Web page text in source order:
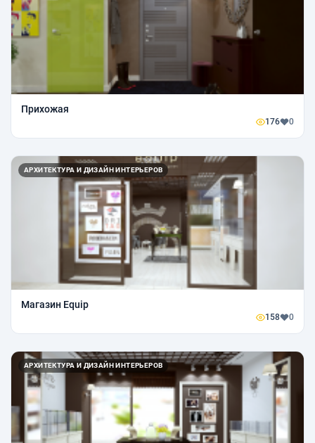
Прихожая
176 0
АРХИТЕКТУРА И ДИЗАЙН ИНТЕРЬЕРОВ
Магазин Equip
158 0
АРХИТЕКТУРА И ДИЗАЙН ИНТЕРЬЕРОВ